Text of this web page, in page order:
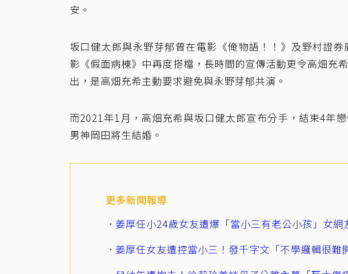
安。
坂口健太郎與永野芽郁曾在電影《俺物語！！》及野村證
影《假面病棟》中再度搭檔，長時間的宣傳活動更令高畑充
出，是高畑充希主動要求避免與永野芽郁共演。
而2021年1月，高畑充希與坂口健太郎宣布分手，結束4年
男神岡田將生結婚。
更多新聞報導
姜厚任小24歲女友遭爆「當小三有老公小孩」女網
姜厚任女友遭控當小三！發千字文「不學邏輯很難